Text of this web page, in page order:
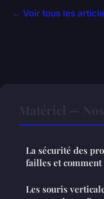
← Voir tous les
La sécurité des
failles et
Les souris